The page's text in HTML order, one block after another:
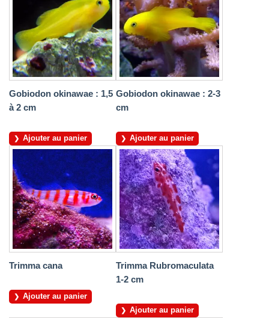
Gobiodon okinawae : 1,5
à 2 cm
Ajouter au panier
Gobiodon okinawae : 2-3
cm
Ajouter au panier
Trimma cana
Ajouter au panier
Trimma Rubromaculata
1-2 cm
Ajouter au panier